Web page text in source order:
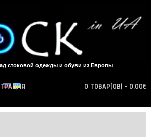
стоковой одежды и обуви из Европы
0 ТОВАР(ОВ) - 0.00€